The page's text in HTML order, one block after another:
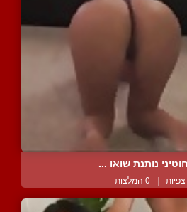
נותנת שואו ...
| 0 המלצות